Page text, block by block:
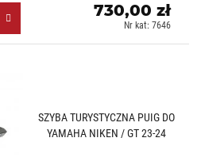
730,00 zł
Nr kat: 7646
SZYBA TURYSTYCZNA PUIG DO
YAMAHA NIKEN / GT 23-24